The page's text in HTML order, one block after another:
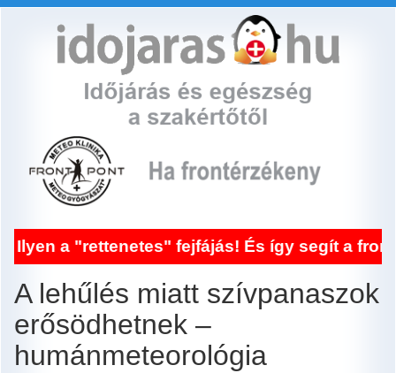
a "rettenetes" fejfájás! És így segít a
A lehűlés miatt szívpanaszok
erősödhetnek –
humánmeteorológia